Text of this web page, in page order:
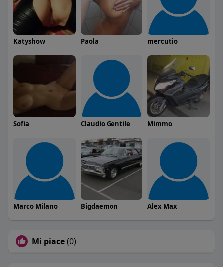
Katyshow Paola mercutio
Sofia Claudio Gentile Mimmo
Marco Milano Bigdaemon Alex Max
Mi piace(0)